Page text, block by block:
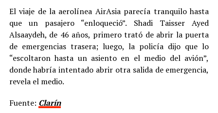
El viaje de la aerolínea AirAsia parecía tranquilo hasta
que un pasajero “enloqueció”. Shadi Taisser Ayed
Alsaaydeh, de 46 años, primero trató de abrir la puerta
de emergencias trasera; luego, la policía dijo que lo
“escoltaron hasta un asiento en el medio del avión”,
donde habría intentado abrir otra salida de emergencia,
revela el medio.
Fuente: Clarín